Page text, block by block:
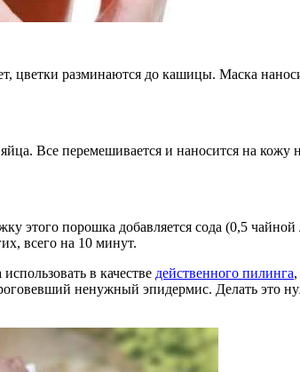
цветки разминаются до кашицы. Маска
Все перемешивается и наносится на кожу
этого порошка добавляется сода (0,5
всего на 10 минут.
в качестве действенного пилинга
ненужный эпидермис. Делать